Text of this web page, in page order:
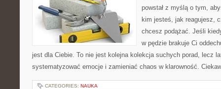
powstał z myślą o tym,
kim jesteś, jak reagujesz,
chcesz podążać. Jeśli
w pędzie brakuje Ci
jest dla Ciebie. To nie jest kolejna kolekcja suchych porad, lecz
systematyzować emocje i zamieniać chaos w klarowność.
CATEGORIES: NAUKA